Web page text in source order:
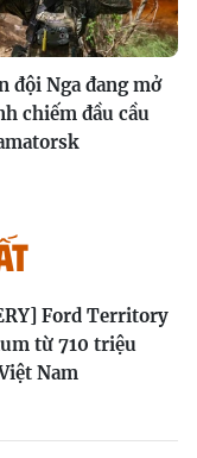
đội Nga đang mở
chiếm đầu cầu
Ford Territory
từ 710 triệu
Nam